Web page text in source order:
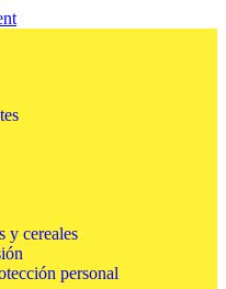
y cereales
personal